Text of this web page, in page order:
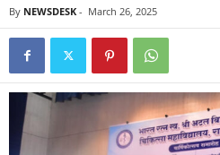
By NEWSDESK - March 26, 2025